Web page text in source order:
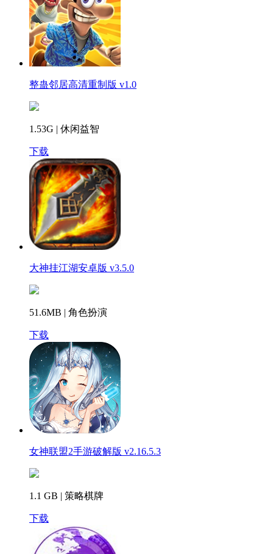
整蛊邻居高清重制版 v1.0
1.53G | 休闲益智
下载
大神挂江湖安卓版 v3.5.0
51.6MB | 角色扮演
下载
女神联盟2手游破解版 v2.16.5.3
1.1 GB | 策略棋牌
下载